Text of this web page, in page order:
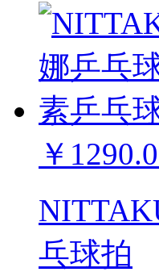
￥
乓球拍